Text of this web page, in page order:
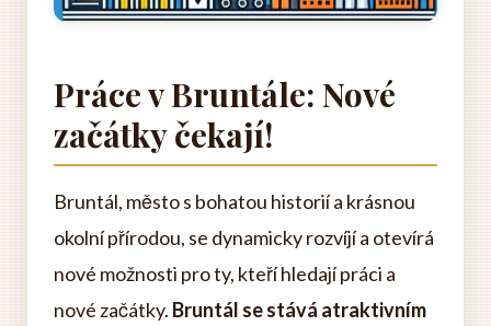
Práce v Bruntále: Nové
začátky čekají!
Bruntál, město s bohatou historií a krásnou
okolní přírodou, se dynamicky rozvíjí a otevírá
nové možnosti pro ty, kteří hledají práci a
nové začátky. Bruntál se stává atraktivním